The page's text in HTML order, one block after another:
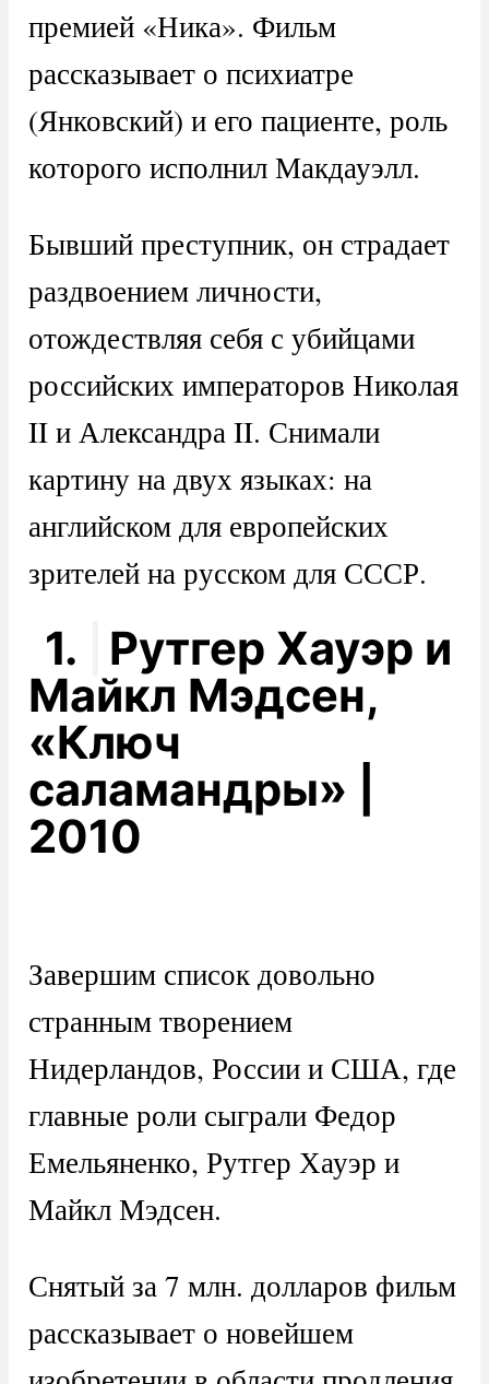
премией «Ника». Фильм
рассказывает о психиатре
(Янковский) и его пациенте, роль
которого исполнил Макдауэлл.
Бывший преступник, он страдает
раздвоением личности,
отождествляя себя с убийцами
российских императоров Николая
II и Александра II. Снимали
картину на двух языках: на
английском для европейских
зрителей на русском для СССР.
1.
Рутгер Хауэр и
Майкл Мэдсен,
«Ключ
саламандры» |
2010
Завершим список довольно
странным творением
Нидерландов, России и США, где
главные роли сыграли Федор
Емельяненко, Рутгер Хауэр и
Майкл Мэдсен.
Снятый за 7 млн. долларов фильм
рассказывает о новейшем